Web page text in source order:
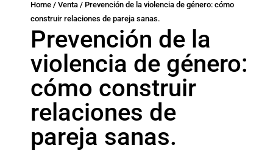
Home / Venta / Prevención de la violencia de género: cómo
construir relaciones de pareja sanas.
Prevención de la
violencia de género:
cómo construir
relaciones de
pareja sanas.